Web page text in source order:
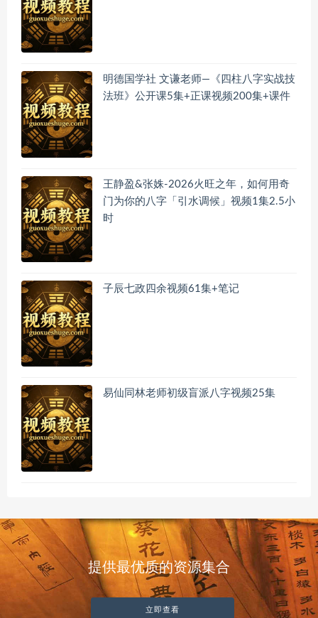
明德国学社 文谦老师—《四柱八字实战技
法班》公开课5集+正课视频200集+课件
王静盈&张姝-2026火旺之年，如何用奇
门为你的八字「引水调候」视频1集2.5小
时
子辰七政四余视频61集+笔记
易仙同林老师初级盲派八字视频25集
提供最优质的资源集合
立即查看